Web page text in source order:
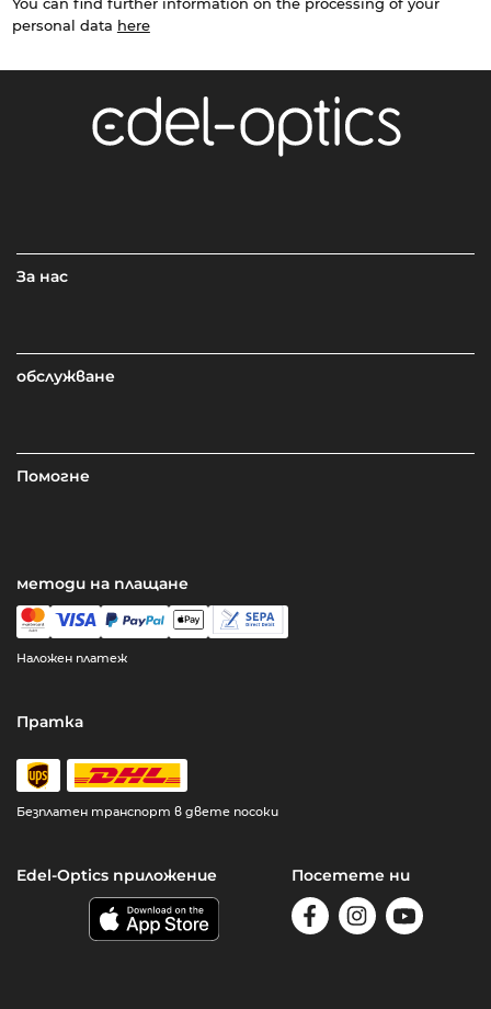
personal data here
За нас
обслужване
Помогне
методи на плащане
Наложен платеж
Пратка
Безплатен транспорт в двете посоки
Edel-Optics приложение Посетете ни